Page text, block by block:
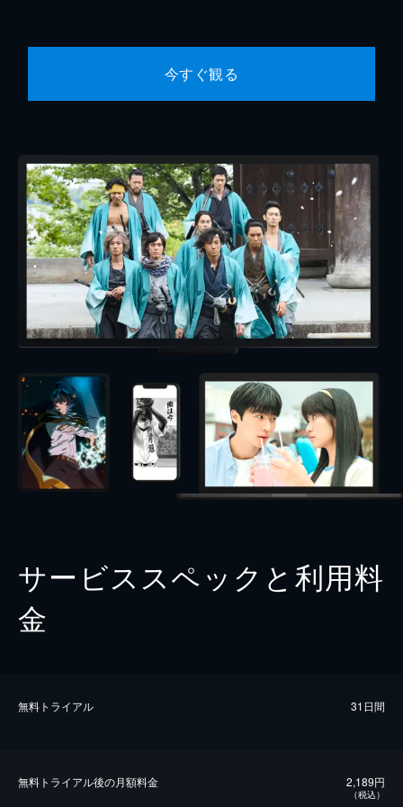
今すぐ観る
サービススペックと利用料
金
無料トライアル 31日間
無料トライアル後の⽉額料金 2,189円
（税込）